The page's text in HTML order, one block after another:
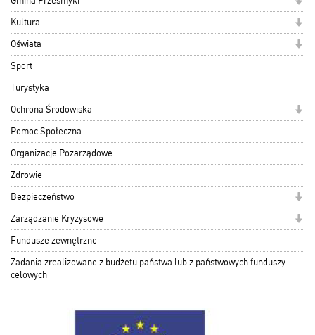
Kultura
Oświata
Sport
Turystyka
Ochrona Środowiska
Pomoc Społeczna
Organizacje Pozarządowe
Zdrowie
Bezpieczeństwo
Zarządzanie Kryzysowe
Fundusze zewnętrzne
Zadania zrealizowane z budżetu państwa lub z państwowych funduszy
celowych